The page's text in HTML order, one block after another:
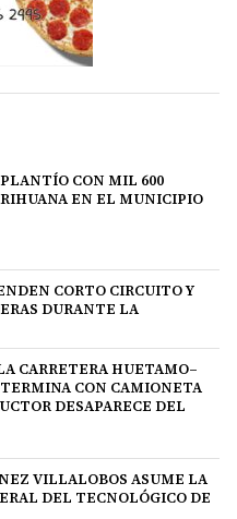
CON MIL 600
EN EL MUNICIPIO
CORTO CIRCUITO Y
DURANTE LA
CARRETERA HUETAMO–
CON CAMIONETA
DESAPARECE DEL
VILLALOBOS ASUME LA
DEL TECNOLÓGICO DE